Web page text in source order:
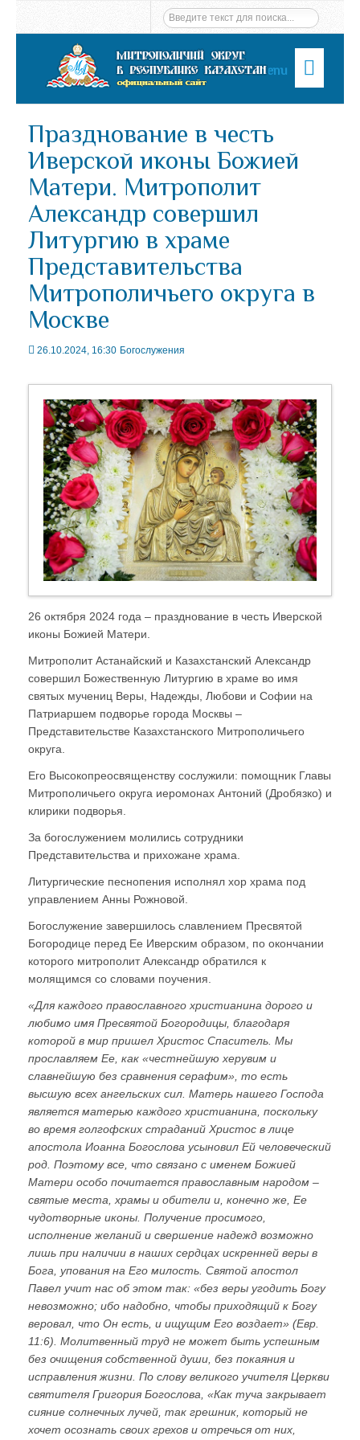
Menu
Празднование в честь
Иверской иконы Божией
Матери. Митрополит
Александр совершил
Литургию в храме
Представительства
Митрополичьего округа в
Москве
26.10.2024, 16:30 Богослужения
26 октября 2024 года – празднование в честь Иверской
иконы Божией Матери.
Митрополит Астанайский и Казахстанский Александр
совершил Божественную Литургию в храме во имя
святых мучениц Веры, Надежды, Любови и Софии на
Патриаршем подворье города Москвы –
Представительстве Казахстанского Митрополичьего
округа.
Его Высокопреосвященству сослужили: помощник Главы
Митрополичьего округа иеромонах Антоний (Дробязко) и
клирики подворья.
За богослужением молились сотрудники
Представительства и прихожане храма.
Литургические песнопения исполнял хор храма под
управлением Анны Рожновой.
Богослужение завершилось славлением Пресвятой
Богородице перед Ее Иверским образом, по окончании
которого митрополит Александр обратился к
молящимся со словами поучения.
«Для каждого православного христианина дорого и
любимо имя Пресвятой Богородицы, благодаря
которой в мир пришел Христос Спаситель. Мы
прославляем Ее, как «честнейшую херувим и
славнейшую без сравнения серафим», то есть
высшую всех ангельских сил. Матерь нашего Господа
является матерью каждого христианина, поскольку
во время голгофских страданий Христос в лице
апостола Иоанна Богослова усыновил Ей человеческий
род. Поэтому все, что связано с именем Божией
Матери особо почитается православным народом –
святые места, храмы и обители и, конечно же, Ее
чудотворные иконы. Получение просимого,
исполнение желаний и свершение надежд возможно
лишь при наличии в наших сердцах искренней веры в
Бога, упования на Его милость. Святой апостол
Павел учит нас об этом так: «без веры угодить Богу
невозможно; ибо надобно, чтобы приходящий к Богу
веровал, что Он есть, и ищущим Его воздает» (Евр.
11:6). Молитвенный труд не может быть успешным
без очищения собственной души, без покаяния и
исправления жизни. По слову великого учителя Церкви
святителя Григория Богослова, «Как туча закрывает
сияние солнечных лучей, так грешник, который не
хочет осознать своих грехов и отречься от них,